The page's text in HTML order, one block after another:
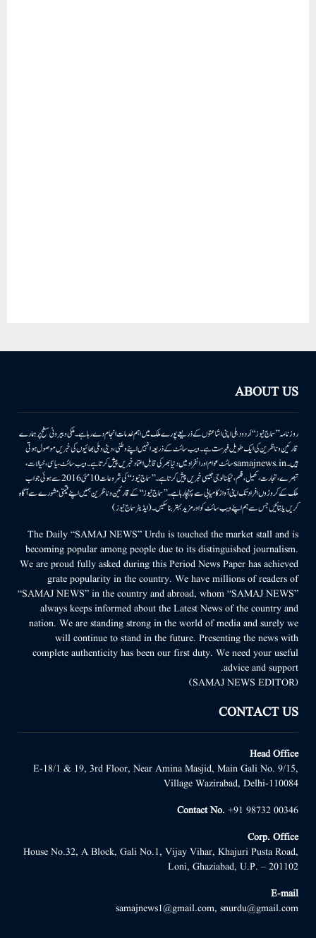
ABOUT US
روزنامہ ’’سماج نیوز‘‘ اُردو دہلی اپنی اشاعتوں کے ذریعے پورے ملک میں اہم خدمات انجام دے رہا ہے۔ ملکی وبیرونی سطح پر ہمارے
قارئین وناظرین کی ایک طویل فہرست ہے۔ ویب سائٹ کے ذریعہ انہیں اپنے وطنی، دینی وملی بھائیوں کی خبریں موصول ہوتی
ہیں۔samajnews.inسائٹ عوام اور انفراد میں دنیا بھر کی قابل اعتماد خبریں پیش کرتا ہے۔ ویب سائٹ سیاسی، خیالات،
تبصرے، تجارت، کھیل، فلم، ٹیکنالوجی جیسی خبریں پیش کرتا ہے۔ ’’سماج نیوز‘‘ کی شروعات 10مئی 2016 سے ہوئی جو اب
ملک کے کروڑوں افراد تک اپنی آواز کامیابی سے پہنچا رہا ہے۔ ’’سماج نیوز‘‘ کے قارئین وناظرین ہمیں اپنے قیمتی مشورے سے آگاہ
کریں یا بتائیں جس سے ہم اپنے ویب سائٹ کو اور مزید بہتر بناسکیں۔ (ایڈیٹر سماج نیوز)
The Daily “SAMAJ NEWS” Urdu is touched the market stall and is
becoming popular among people due to its distinguished journalism.
We are proud fully asked during this Period News Paper has achieved
grate popularity in the country. We have millions of readers of
“SAMAJ NEWS” in the country and abroad, whom “SAMAJ NEWS”
always keeps informed about the Latest News of the country and
nation. We are standing strong in the world of media and surely we
will continue to stand in the future. Presenting the news with
complete authenticity has been our first duty. We need your useful
advice and support.
(SAMAJ NEWS EDITOR)
CONTACT US
Head Office
E-18/1 & 19, 3rd Floor, Near Amina Masjid, Main Gali No. 9/15,
Village Wazirabad, Delhi-110084
Contact No. +91 98732 00346
Corp. Office
House No.32, A Block, Gali No.1, Vijay Vihar, Khajuri Pusta Road,
Loni, Ghaziabad, U.P. – 201102
E-mail
samajnews1@gmail.com, snurdu@gmail.com